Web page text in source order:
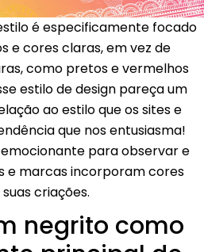
é especificamente focado
e cores claras, em vez de
como pretos e vermelhos
estilo de design pareça um
ao estilo que os sites e
que nos entusiasma!
para observar e
e marcas incorporam cores
criações.
negrito como